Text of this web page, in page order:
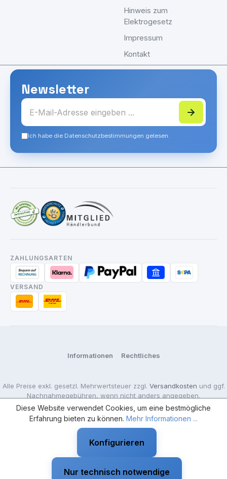
Hinweis zum
Elektrogesetz
Impressum
Kontakt
Newsletter
Ich habe die Datenschutzbestimmungen gelesen.
ZAHLUNGSARTEN
VERSAND
Informationen Rechtliches
Alle Preise exkl. gesetzl. Mehrwertsteuer zzgl. Versandkosten und ggf.
Nachnahmegebühren, wenn nicht anders angegeben.
18+ Nur für Erwachsene — Der Verkauf erfolgt ausschließlich an
Diese Website verwendet Cookies, um eine bestmögliche
Erfahrung bieten zu können. Mehr Informationen ...
Nur technisch notwendige
Konfigurieren